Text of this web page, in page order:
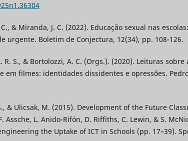
& Miranda, J. C. (2022). Educação sexual nas
urgente. Boletim de Conjectura, 12(34), pp. 108-126.
R. S., & Bortolozzi, A. C. (Orgs.). (2020). Leituras sobre
em filmes: identidades dissidentes e opressões.
& Ulicsak, M. (2015). Development of the Future
Assche, L. Anido-Rifón, D. Riffiths, C. Lewin, & S.
the Uptake of ICT in Schools (pp. 17–39).